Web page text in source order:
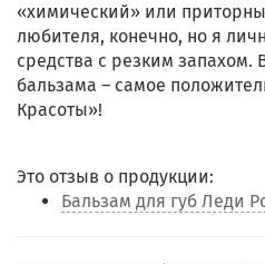
«химический» или
любителя, конечно, но я
средства с резким запахом.
бальзама – самое
Красоты»!
Это отзыв о продукции:
Бальзам для губ Леди